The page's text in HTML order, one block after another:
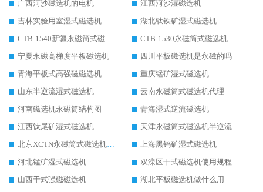
广西河沙磁选机的电机
江西河沙湿磁选机
吉林实验用室湿式磁选机
湖北钛铁矿湿式磁选机
CTB-1540新疆永磁筒式磁选机
CTB-1530永磁筒式磁选机代理商
宁夏永磁高梯度平板磁选机
四川平板磁选机是永磁的吗
青海平板式高强磁磁选机
重庆锰矿湿式磁选机
山东半逆流湿式磁选机
云南永磁筒式磁选机代理
河南磁选机永磁筒结构图
青海湿式逆流磁选机
江西钛尾矿湿式磁选机
天津永磁筒式磁选机半逆流
北京XCTN永磁筒式磁选机磁块位置
上海黑钨矿湿式磁选机
河北锰矿湿式磁选机
双滦区干式磁选机使用规程
山西干式强磁磁选机
湖北平板磁选机做什么用